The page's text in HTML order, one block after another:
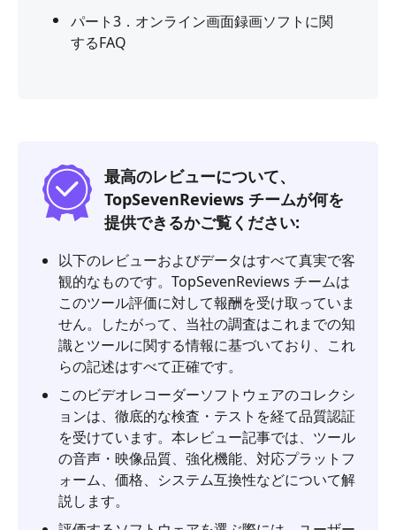
パート3．オンライン画面録画ソフトに関
するFAQ
最高のレビューについて、
TopSevenReviews チームが何を
提供できるかご覧ください:
以下のレビューおよびデータはすべて真実で客
観的なものです。TopSevenReviews チームは
このツール評価に対して報酬を受け取っていま
せん。したがって、当社の調査はこれまでの知
識とツールに関する情報に基づいており、これ
らの記述はすべて正確です。
このビデオレコーダーソフトウェアのコレクシ
ョンは、徹底的な検査・テストを経て品質認証
を受けています。本レビュー記事では、ツール
の音声・映像品質、強化機能、対応プラットフ
ォーム、価格、システム互換性などについて解
説します。